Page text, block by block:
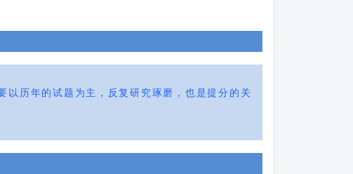
历年的试题为主，反复研究琢磨，也是提分的关